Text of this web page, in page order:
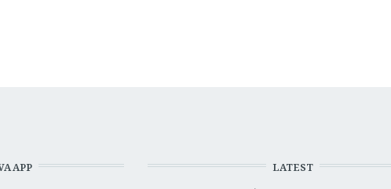
LATEST
APP